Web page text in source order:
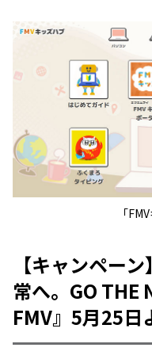
「
【キャンペー
常へ。GO THE
FMV』5月25日